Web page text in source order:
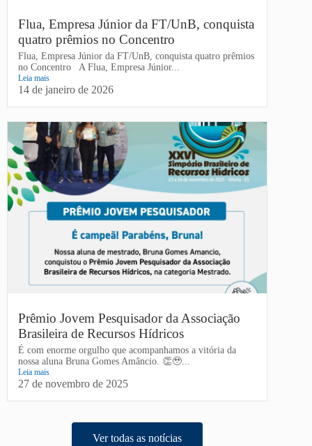
Flua, Empresa Júnior da FT/UnB, conquista
quatro prêmios no Concentro
Flua, Empresa Júnior da FT/UnB, conquista quatro prêmios
no Concentro A Flua, Empresa Júnior...
Leia mais
14 de janeiro de 2026
Prêmio Jovem Pesquisador da Associação
Brasileira de Recursos Hídricos
É com enorme orgulho que acompanhamos a vitória da
nossa aluna Bruna Gomes Amâncio. 👏🥹...
Leia mais
27 de novembro de 2025
Ver todas as notícias